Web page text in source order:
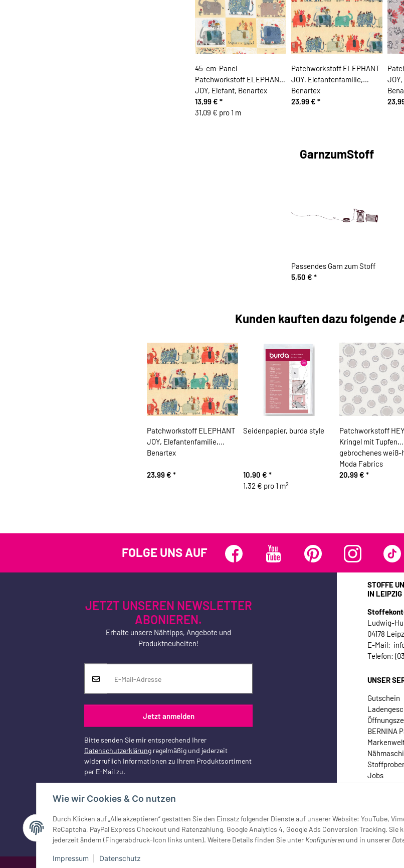
Wie wir Cookies & Co nutzen
Durch Klicken auf „Alle akzeptieren“ gestatten Sie den Einsatz folgender Dienste auf unserer Website: YouTube,
ReCaptcha, PayPal Express Checkout und Ratenzahlung, Google Analytics 4, Google Ads Conversion Tracking. Sie
jederzeit ändern (Fingerabdruck-Icon links unten). Weitere Details finden Sie unter Konfigurieren und in unserer
Impressum Datenschutz
45-cm-Panel
Patchworkstoff ELEPHANT
JOY, Elefant, Benartex
13,99 € *
31,09 € pro 1 m
Patchworkstoff ELEPHANT
JOY, Elefantenfamilie,
Benartex
23,99 € *
GarnzumStoff
Passendes Garn zum Stoff
5,50 € *
Kunden kauften dazu folgende
Patchworkstoff ELEPHANT
JOY, Elefantenfamilie,
Benartex
23,99 € *
Seidenpapier, burda style
10,90 € *
1,32 € pro 1 m2
Patchworkstoff
Kringel mit Tupfen,
gebrochenes weiß-
Moda Fabrics
20,99 € *
FOLGE UNS AUF
JETZT UNSEREN NEWSLETTER
ABONIEREN.
Erhalte unsere Nähtipps, Angebote und
Produktneuheiten!
Jetzt anmelden
Bitte senden Sie mir entsprechend Ihrer
Datenschutzerklärung regelmäßig und jederzeit
widerruflich Informationen zu Ihrem Produktsortiment
per E-Mail zu.
Vertrag widerrufen
STOFFE
IN LEIPZIG
Ludwig-
04178
E-Mail:
Telefon:
UNSER
Gutschein
BERNINA
Jobs
Kontakt